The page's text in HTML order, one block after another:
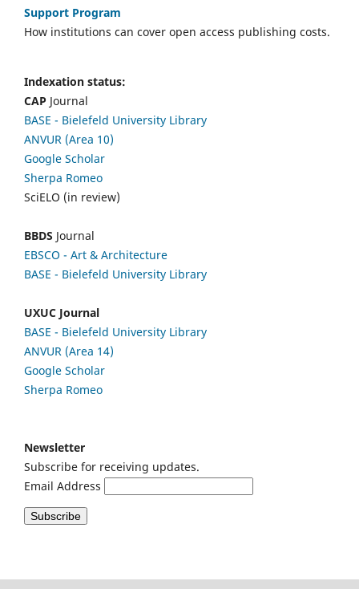
Support Program
How institutions can cover open access publishing costs.
Indexation status:
CAP Journal
BASE - Bielefeld University Library
ANVUR (Area 10)
Google Scholar
Sherpa Romeo
SciELO (in review)
BBDS Journal
EBSCO - Art & Architecture
BASE - Bielefeld University Library
UXUC Journal
BASE - Bielefeld University Library
ANVUR (Area 14)
Google Scholar
Sherpa Romeo
Newsletter
Subscribe for receiving updates.
Email Address